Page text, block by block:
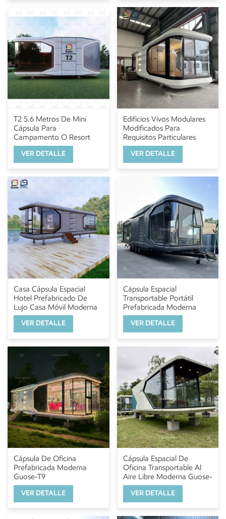
T2 5.6 Metros De Mini
Cápsula Para
Campamento O Resort
VER DETALLE
Edificios Vivos Modulares
Modificados Para
Requisitos Particulares
Directos De La Estructura
De Acero De La Casa De
La Cápsula De La Fábrica
VER DETALLE
Casa Cápsula Espacial
Hotel Prefabricado De
Lujo Casa Móvil Moderna
Casa Pequeña Moderna Al
Aire Libre
VER DETALLE
Cápsula Espacial
Transportable Portátil
Prefabricada Moderna
VER DETALLE
Cápsula De Oficina
Prefabricada Moderna
Guose-T9
VER DETALLE
Cápsula Espacial De
Oficina Transportable Al
Aire Libre Moderna Guose-
T10
VER DETALLE